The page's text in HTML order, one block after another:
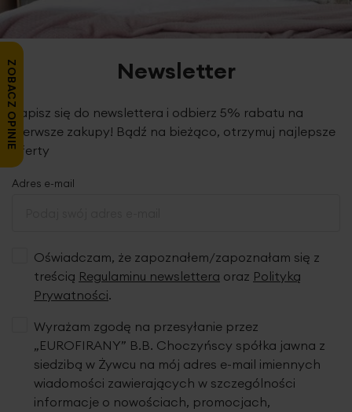
Newsletter
Zapisz się do newslettera i odbierz 5% rabatu na
pierwsze zakupy! Bądź na bieżąco, otrzymuj najlepsze
oferty
Adres e-mail
Oświadczam, że zapoznałem/zapoznałam się z
treścią Regulaminu newslettera oraz Polityką
Prywatności.
Wyrażam zgodę na przesyłanie przez
„EUROFIRANY” B.B. Choczyńscy spółka jawna z
siedzibą w Żywcu na mój adres e-mail imiennych
wiadomości zawierających w szczególności
informacje o nowościach, promocjach,
ZOBACZ OPINIE